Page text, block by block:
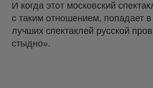
И когда этот московский
с таким отношением, попадает в
лучших спектаклей русской
стыдно».